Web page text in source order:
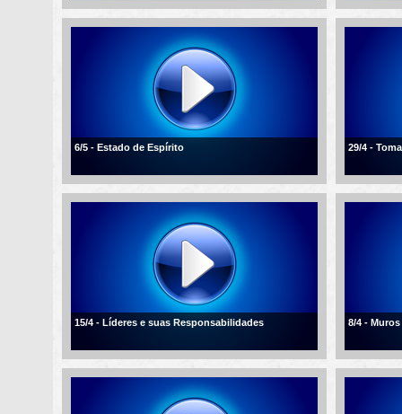
6/5 - Estado de Espírito 29/4 -
15/4 - Líderes e suas Responsabilidades 8/4 -